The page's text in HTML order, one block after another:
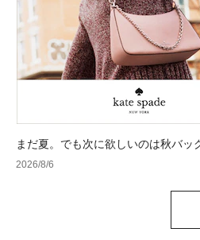
まだ夏。でも次に欲しいのは秋バッ
2026/8/6